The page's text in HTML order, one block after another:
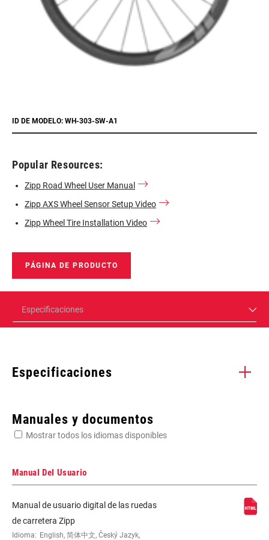
ID DE MODELO: WH-303-SW-A1
Popular Resources:
Zipp Road Wheel User Manual
Zipp AXS Wheel Sensor Setup Video
Zipp Wheel Tire Installation Video
PÁGINA DE PRODUCTO
Especificaciones
Especificaciones
SPOKE LENGTH
DS
Manuales y documentos
Mostrar todos los idiomas disponibles
Manual Del Usuario
Manual de usuario digital de las ruedas
de carretera Zipp
Idioma: English, 简体中文, Český Jazyk,